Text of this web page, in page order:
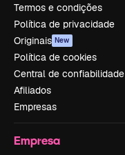
Termos e condições
Política de privacidade
Originais New
Política de cookies
Central de confiabilidade
Afiliados
Empresas
Empresa